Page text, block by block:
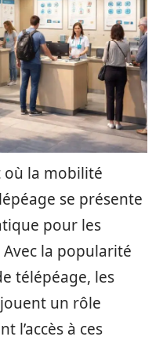
où la mobilité
se présente
pour les
la popularité
télépéage, les
un rôle
l’accès à ces